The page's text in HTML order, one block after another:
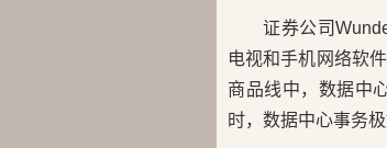
证券公司
电视和手机网络软
商品线中，数据中
时，数据中心事务